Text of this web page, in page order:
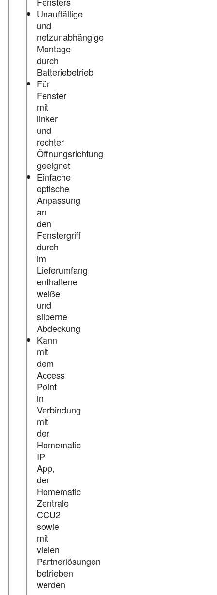
Unauffällige
und
netzunabhängige
Montage
durch
Batteriebetrieb
Für
Fenster
mit
linker
und
rechter
Öffnungsrichtung
geeignet
Einfache
optische
Anpassung
an
den
Fenstergriff
durch
im
Lieferumfang
enthaltene
weiße
und
silberne
Abdeckung
Kann
mit
dem
Access
Point
in
Verbindung
mit
der
Homematic
IP
App,
der
Homematic
Zentrale
CCU2
sowie
mit
vielen
Partnerlösungen
betrieben
werden